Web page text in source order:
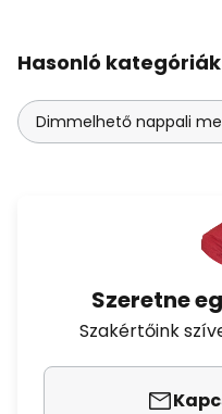
Hasonló kategóriák
Dimmelhető nappali
Szeretne
Szakértőink